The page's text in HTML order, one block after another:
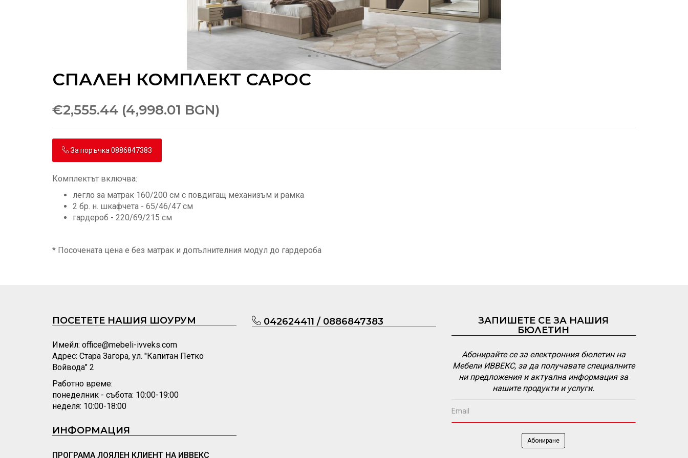
СПАЛЕН КОМПЛЕКТ САРОС
€2,555.44 (4,998.01 BGN)
За поръчка 0886847383
Комплектът включва:
легло за матрак 160/200 см с повдигащ механизъм и рамка
2 бр. н. шкафчета - 65/46/47 см
гардероб - 220/69/215 см
* Посочената цена е без матрак и допълнителния модул до гардероба
ПОСЕТЕТЕ НАШИЯ ШОУРУМ
Имейл: office@mebeli-ivveks.com
Адрес: Стара Загора, ул. "Капитан Петко
Войвода" 2
Работно време:
понеделник - събота: 10:00-19:00
неделя: 10:00-18:00
ИНФОРМАЦИЯ
ПРОГРАМА ЛОЯЛЕН КЛИЕНТ НА ИВВЕКС
042624411 / 0886847383
ЗАПИШЕТЕ СЕ ЗА НАШИЯ
БЮЛЕТИН
Абонирайте се за електронния бюлетин на
Мебели ИВВЕКС, за да получавате специалните
ни предложения и актуална информация за
нашите продукти и услуги.